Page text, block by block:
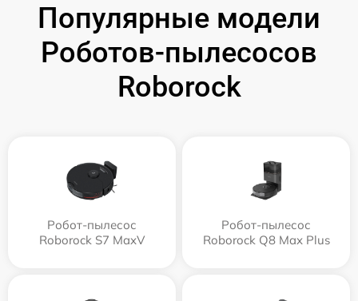
Популярные модели
Роботов-пылесосов
Roborock
Робот-пылесос
Roborock S7 MaxV
Робот-пылесос
Roborock Q8 Max Plus